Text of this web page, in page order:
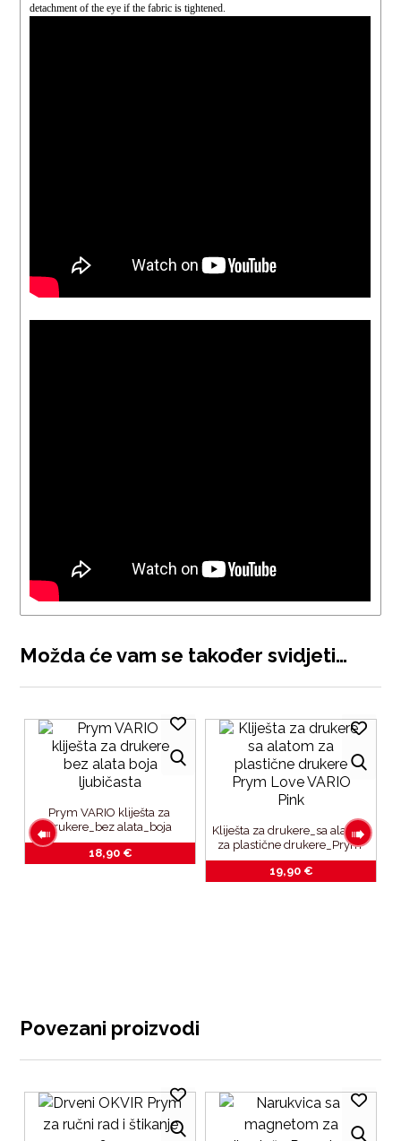
detachment of the eye if the fabric is tightened.
Možda će vam se također svidjeti…
Prym VARIO kliješta za
drukere_bez alata_boja
ljubičasta
18,90 €
Kliješta za drukere_sa alatom
za plastične drukere_Prym
Love VARIO Pink
19,90 €
Povezani proizvodi